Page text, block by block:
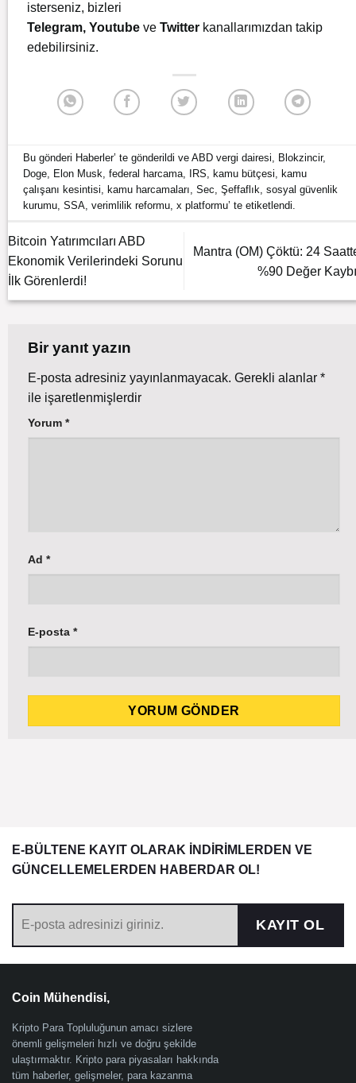
isterseniz, bizleri
Telegram, Youtube ve Twitter kanallarımızdan takip
edebilirsiniz.
Bu gönderi Haberler’ te gönderildi veABD vergi dairesi, Blokzincir,
Doge, Elon Musk,federal harcama, IRS, kamu bütçesi, kamu
çalışanı kesintisi, kamu harcamaları,Sec,Şeffaflık,sosyal güvenlik
kurumu,SSA,verimlilik reformu,x platformu’ te etiketlendi.
Bitcoin Yatırımcıları ABD
Ekonomik Verilerindeki Sorunu
İlk Görenlerdi!
Mantra (OM) Çöktü: 24
%90 Değer
Bir yanıt yazın
E-posta adresiniz yayınlanmayacak. Gerekli alanlar *
ile işaretlenmişlerdir
Yorum *
Ad *
E-posta *
E-BÜLTENE KAYIT OLARAK İNDİRİMLERDEN VE
GÜNCELLEMELERDEN HABERDAR OL!
KAYIT OL
Coin Mühendisi,
Kripto Para Topluluğunun amacı sizlere
önemli gelişmeleri hızlı ve doğru şekilde
ulaştırmaktır. Kripto para piyasaları hakkında
tüm haberler, gelişmeler, para kazanma